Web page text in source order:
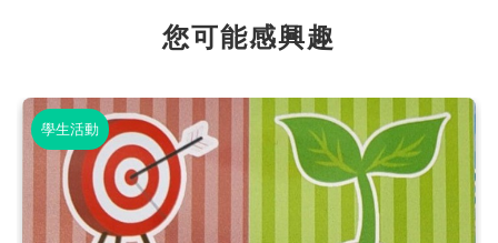
您可能感興趣
學生活動